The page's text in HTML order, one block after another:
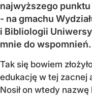
najwyższego
- na gmachu
i Bibliologii
mnie do wspomnień.
Tak się bowiem
edukację w tej zacnej
Nosił on wtedy